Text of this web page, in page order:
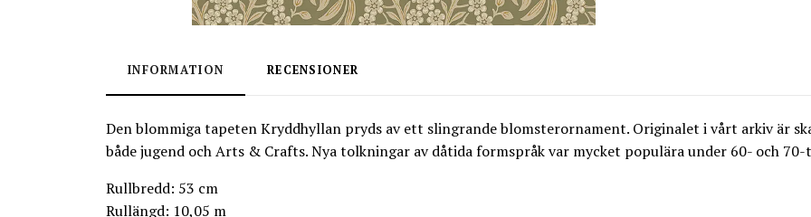
INFORMATION RECENSIONER
Den blommiga tapeten Kryddhyllan pryds av ett slingrande blomsterornament. Originalet i vårt arkiv är
både jugend och Arts & Crafts. Nya tolkningar av dåtida formspråk var mycket populära under 60- och 70-
Rullbredd: 53 cm
Rullängd: 10,05 m